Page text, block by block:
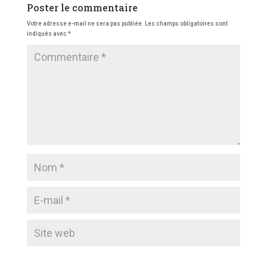
Poster le commentaire
Votre adresse e-mail ne sera pas publiée.
Les champs obligatoires sont
indiqués avec*